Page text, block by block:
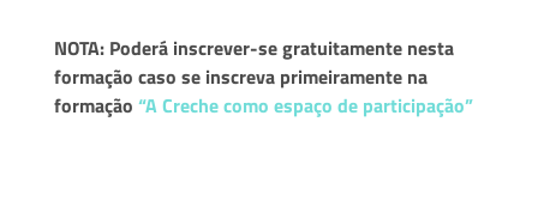
NOTA: Poderá inscrever-se gratuitamente nesta
formação caso se inscreva primeiramente na
formação “A Creche como espaço de participação”